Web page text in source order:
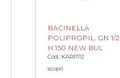
BACINELLA
POLIPROPIL. GN 1/2
H.150 NEW BUL
Cod.: KARP112
scopri